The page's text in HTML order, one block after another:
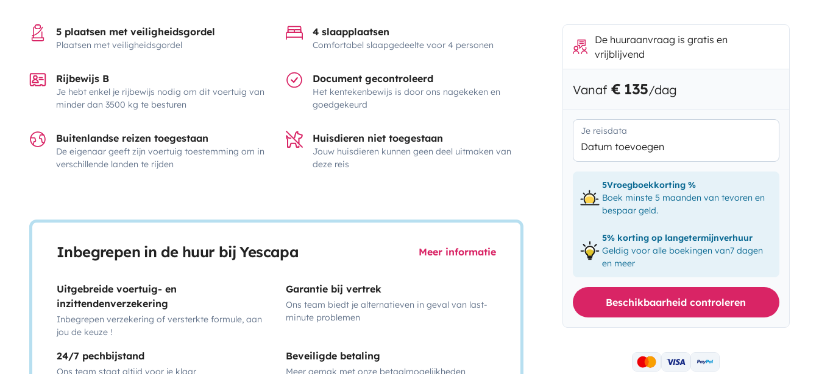
5 plaatsen met veiligheidsgordel
Plaatsen met veiligheidsgordel
4 slaapplaatsen
Comfortabel slaapgedeelte voor 4 personen
Rijbewijs B
Je hebt enkel je rijbewijs nodig om dit voertuig van
minder dan 3500 kg te besturen
Document gecontroleerd
Het kentekenbewijs is door ons nagekeken en
goedgekeurd
Buitenlandse reizen toegestaan
De eigenaar geeft zijn voertuig toestemming om in
verschillende landen te rijden
Huisdieren niet toegestaan
Jouw huisdieren kunnen geen deel uitmaken van
deze reis
Inbegrepen in de huur bij Yescapa Meer informatie
Uitgebreide voertuig- en
inzittendenverzekering
Inbegrepen verzekering of versterkte formule, aan
jou de keuze !
Garantie bij vertrek
Ons team biedt je alternatieven in geval van last-
minute problemen
24/7 pechbijstand
Ons team staat altijd voor je klaar
Beveiligde betaling
Meer gemak met onze betaalmogelijkheden
De huuraanvraag is gratis en
vrijblijvend
Vanaf € 135/dag
Je reisdata
Datum toevoegen
5Vroegboekkorting %
Boek minste 5 maanden van tevoren en
bespaar geld.
5% korting op langetermijnverhuur
Geldig voor alle boekingen van7 dagen
en meer
Beschikbaarheid controleren